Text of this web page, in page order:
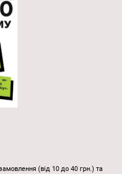
(від 10 до 40 грн.) та